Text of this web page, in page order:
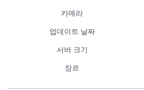
카메라
업데이트 날짜
서버 크기
장르